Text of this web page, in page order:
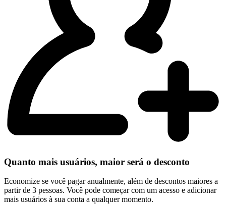
Quanto mais usuários, maior será o desconto
Economize se você pagar anualmente, além de descontos maiores a
partir de 3 pessoas. Você pode começar com um acesso e adicionar
mais usuários à sua conta a qualquer momento.